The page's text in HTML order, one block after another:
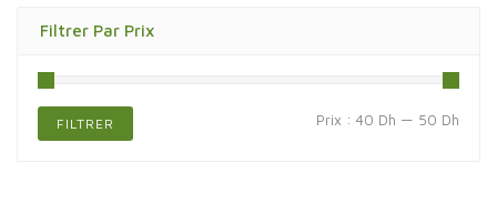
Filtrer Par Prix
FILTRER Prix : 40 Dh — 50 Dh